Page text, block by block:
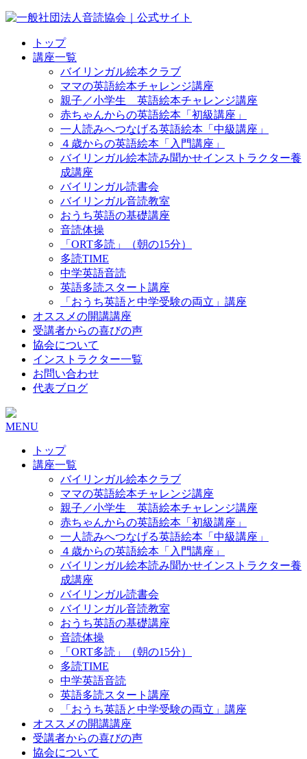
トップ
講座一覧
バイリンガル絵本クラブ
ママの英語絵本チャレンジ講座
親子／小学生 英語絵本チャレンジ講座
赤ちゃんからの英語絵本「初級講座」
一人読みへつなげる英語絵本「中級講座」
４歳からの英語絵本「入門講座」
バイリンガル絵本読み聞かせインストラクター養
成講座
バイリンガル読書会
バイリンガル音読教室
おうち英語の基礎講座
音読体操
「ORT多読」（朝の15分）
多読TIME
中学英語音読
英語多読スタート講座
「おうち英語と中学受験の両立」講座
オススメの開講講座
受講者からの喜びの声
協会について
インストラクター一覧
お問い合わせ
代表ブログ
MENU
トップ
講座一覧
バイリンガル絵本クラブ
ママの英語絵本チャレンジ講座
親子／小学生 英語絵本チャレンジ講座
赤ちゃんからの英語絵本「初級講座」
一人読みへつなげる英語絵本「中級講座」
４歳からの英語絵本「入門講座」
バイリンガル絵本読み聞かせインストラクター養
成講座
バイリンガル読書会
バイリンガル音読教室
おうち英語の基礎講座
音読体操
「ORT多読」（朝の15分）
多読TIME
中学英語音読
英語多読スタート講座
「おうち英語と中学受験の両立」講座
オススメの開講講座
受講者からの喜びの声
協会について